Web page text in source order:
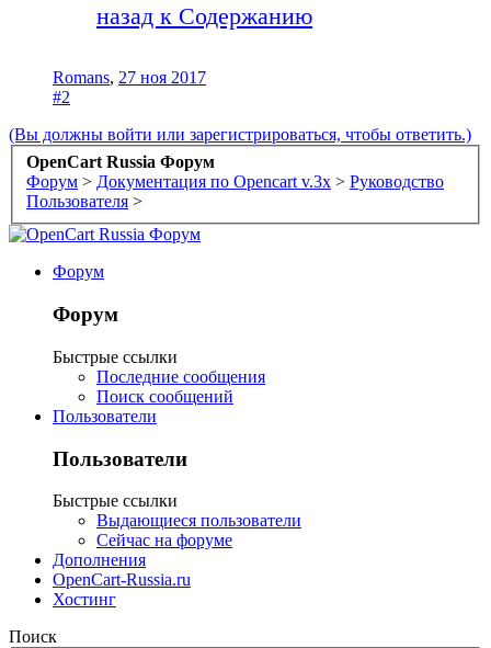
назад к Содержанию
Romans, 27 ноя 2017
#2
(Вы должны войти или зарегистрироваться, чтобы ответить.)
OpenCart Russia Форум
Форум > Документация по Opencart v.3x > Руководство
Пользователя >
Форум
Форум
Быстрые ссылки
Последние сообщения
Поиск сообщений
Пользователи
Пользователи
Быстрые ссылки
Выдающиеся пользователи
Сейчас на форуме
Дополнения
OpenCart-Russia.ru
Хостинг
Поиск